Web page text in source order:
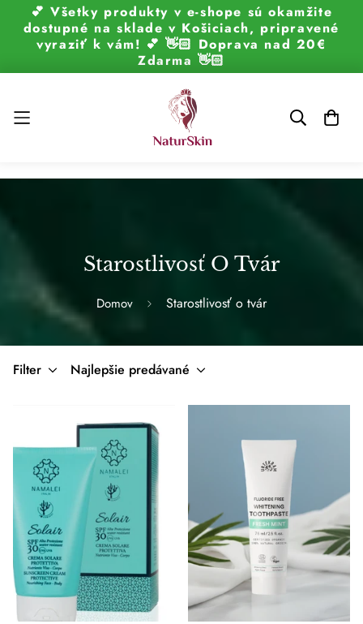
💕 Všetky produkty v e-shope sú okamžite
dostupné na sklade v Košiciach, pripravené
vyraziť k vám! 💕 👋🏻 Doprava nad 20€
Zdarma 👋🏻
Starostlivosť O Tvár
Domov Starostlivosť o tvár
Filter Najlepšie predávané